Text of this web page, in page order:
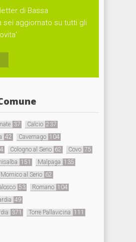
di Bassa
sei aggiornato su tutti gli
37 Calcio 237
42 Cavernago 104
Cologno al Serio 62 Covo 75
151 Malpaga 135
Mornico al Serio 62
53 Romano 104
49
371 Torre Pallavicina 111